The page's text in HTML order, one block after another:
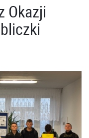
Okazji